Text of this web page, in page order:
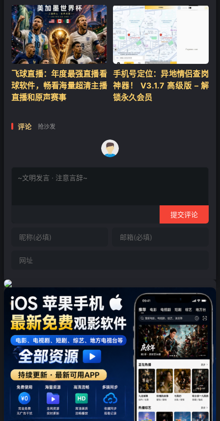
飞球直播：年度最强直播看
球软件，畅看海量超清主播
直播和原声赛事
手机号定位：异地情侣查岗
神器！ V3.1.7 高级版 – 解
锁永久会员
评论 抢沙发
提交评论
❄